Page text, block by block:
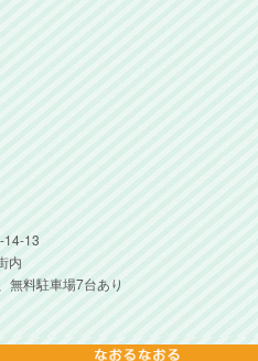
14-13
内
無料駐車場7台あり